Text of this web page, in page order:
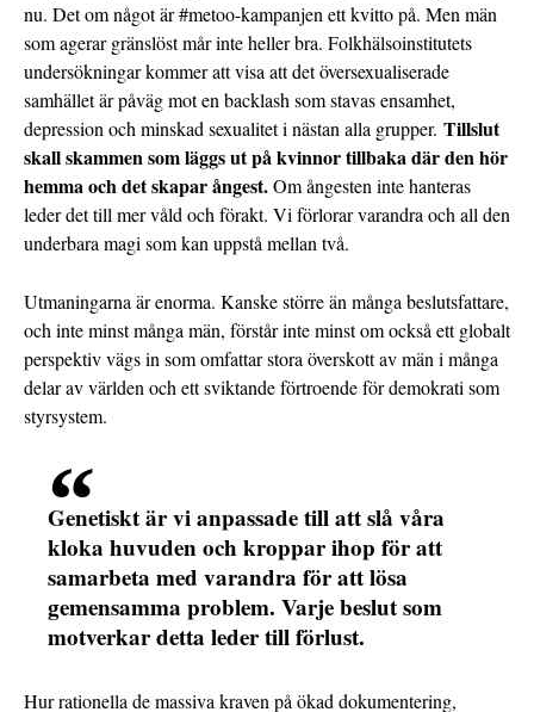
nu. Det om något är #metoo-kampanjen ett kvitto på. Men män
som agerar gränslöst mår inte heller bra. Folkhälsoinstitutets
undersökningar kommer att visa att det översexualiserade
samhället är påväg mot en backlash som stavas ensamhet,
depression och minskad sexualitet i nästan alla grupper. Tillslut
skall skammen som läggs ut på kvinnor tillbaka där den hör
hemma och det skapar ångest.Om ångesten inte hanteras
leder det till mer våld och förakt. Vi förlorar varandra och all den
underbara magi som kan uppstå mellan två.
Utmaningarna är enorma. Kanske större än många beslutsfattare,
och inte minst många män, förstår inte minst om också ett globalt
perspektiv vägs in som omfattar stora överskott av män i många
delar av världen och ett sviktande förtroende för demokrati som
styrsystem.
Genetiskt är vi anpassade till att slå våra
kloka huvuden och kroppar ihop för att
samarbeta med varandra för att lösa
gemensamma problem. Varje beslut som
motverkar detta leder till förlust.
Hur rationella de massiva kraven på ökad dokumentering,